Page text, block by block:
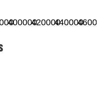
400000420000440000